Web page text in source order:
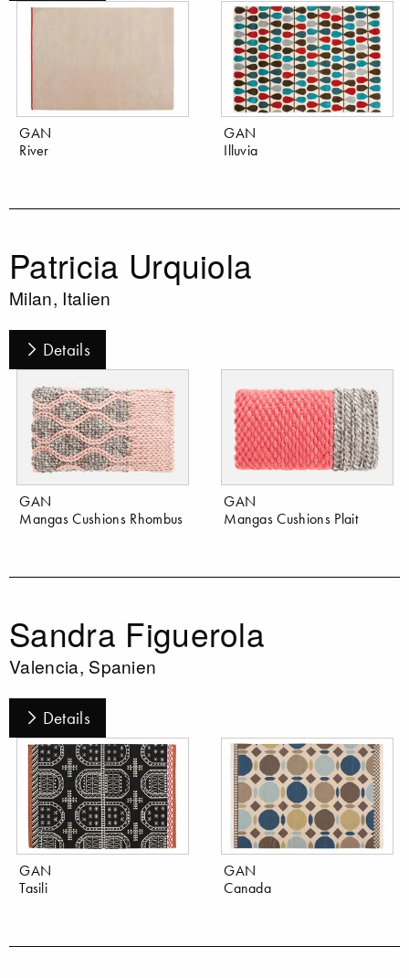
GAN
River
GAN
Illuvia
Patricia Urquiola
Milan, Italien
Details
GAN
Mangas Cushions Rhombus
GAN
Mangas Cushions Plait
Sandra Figuerola
Valencia, Spanien
Details
GAN
Tasili
GAN
Canada